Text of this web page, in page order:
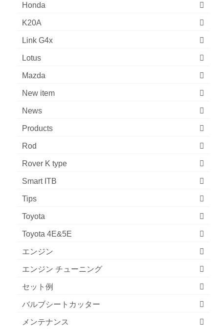
Honda
K20A
Link G4x
Lotus
Mazda
New item
News
Products
Rod
Rover K type
Smart ITB
Tips
Toyota
Toyota 4E&5E
エンジン
エンジン チューニング
セット例
バルブシートカッター
メンテナンス